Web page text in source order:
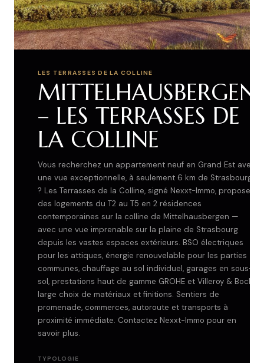
LES TERRASSES DE LA COLLINE
MITTELHAUSBERGEN
– LES TERRASSES DE
LA COLLINE
Vous recherchez un appartement neuf en Grand Est avec
une vue exceptionnelle, à seulement 6 km de Strasbourg
? Les Terrasses de la Colline, signé Nexxt-Immo, propose
des logements du T2 au T5 en 2 résidences
contemporaines sur la colline de Mittelhausbergen —
avec une vue imprenable sur la plaine de Strasbourg
depuis les vastes espaces extérieurs. BSO électriques
pour les attiques, énergie renouvelable pour les parties
communes, chauffage au sol individuel, garages en sous-
sol, prestations haut de gamme GROHE et Villeroy & Boch,
large choix de matériaux et finitions. Sentiers de
promenade, commerces, autoroute et transports à
proximité immédiate. Contactez Nexxt-Immo pour en
savoir plus.
TYPOLOGIE